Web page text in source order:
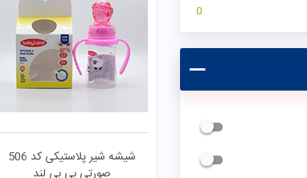
0
شیشه شیر پلاستیکی کد 506
صورتی بی بی لند